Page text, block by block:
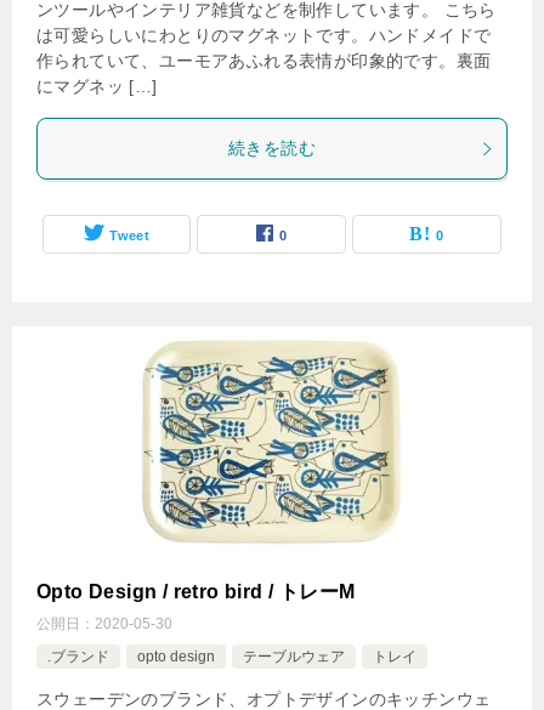
ンツールやインテリア雑貨などを制作しています。 こちら
は可愛らしいにわとりのマグネットです。ハンドメイドで
作られていて、ユーモアあふれる表情が印象的です。裏面
にマグネッ […]
続きを読む
Tweet 0 0
Opto Design / retro bird / トレーM
公開日： 2020-05-30
.ブランド
opto design テーブルウェア トレイ
スウェーデンのブランド、オプトデザインのキッチンウェ